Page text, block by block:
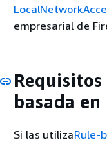
empresarial de
basada
Si las utilizaRule-